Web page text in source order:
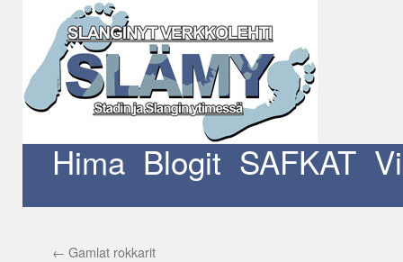
Hima Blogit SAFKAT
← Gamlat rokkarit